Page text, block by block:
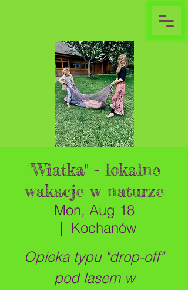
"Wiatka" - lokalne
wakacje w naturze
Mon, Aug 18
  |
Kochanów
Opieka typu "drop-off"
pod lasem w